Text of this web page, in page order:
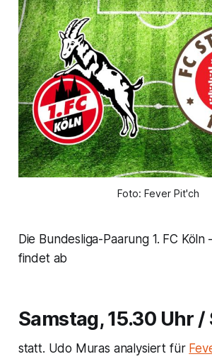
Foto: Fever Pit'ch
Die Bundesliga-Paarung 1. FC Köln
findet ab
Samstag, 15.30 Uhr /
statt. Udo Muras analysiert für